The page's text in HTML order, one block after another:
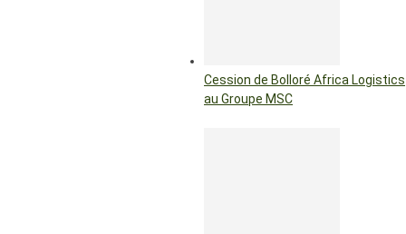
Cession de Bolloré Africa Logistics
au Groupe MSC